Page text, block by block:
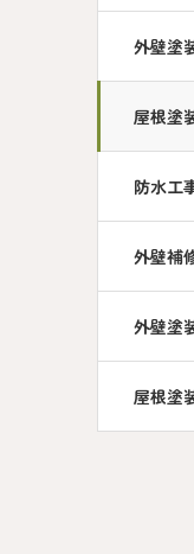
外壁塗
屋根塗
防水
外壁補
外壁塗
屋根塗